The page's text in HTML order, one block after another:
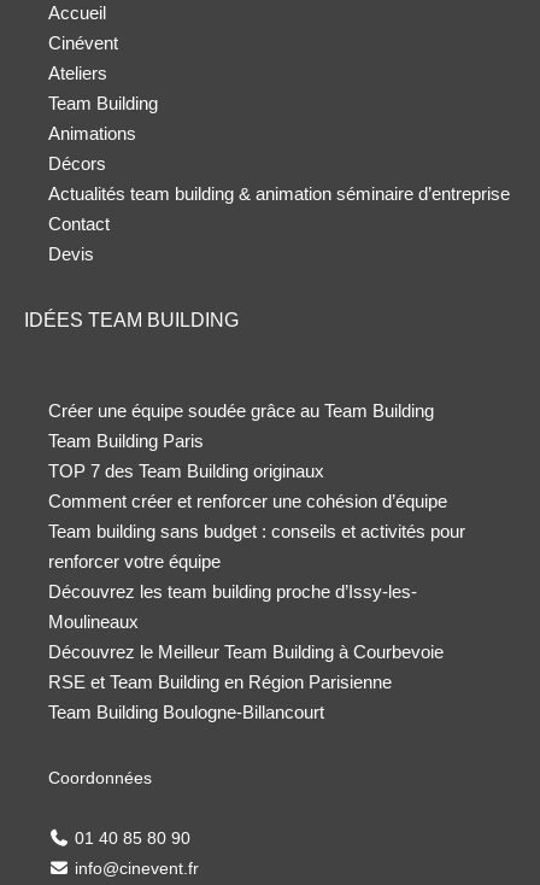
Accueil
Cinévent
Ateliers
Team Building
Animations
Décors
Actualités team building & animation séminaire d’entreprise
Contact
Devis
IDÉES TEAM BUILDING
Créer une équipe soudée grâce au Team Building
Team Building Paris
TOP 7 des Team Building originaux
Comment créer et renforcer une cohésion d’équipe
Team building sans budget : conseils et activités pour
renforcer votre équipe
Découvrez les team building proche d’Issy-les-
Moulineaux
Découvrez le Meilleur Team Building à Courbevoie
RSE et Team Building en Région Parisienne
Team Building Boulogne-Billancourt
Coordonnées
01 40 85 80 90
info@cinevent.fr